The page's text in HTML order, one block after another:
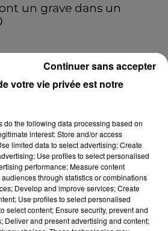
un grave dans un
Voir plus
votre vie privée est notre
do the following data processing based on
interest: Store and/or access
limited data to select advertising; Create
Use profiles to select personalised
performance; Measure content
through statistics or combinations
Develop and improve services; Create
Use profiles to select personalised
select content; Ensure security, prevent and
Deliver and present advertising and content;
Continuer sans accepter